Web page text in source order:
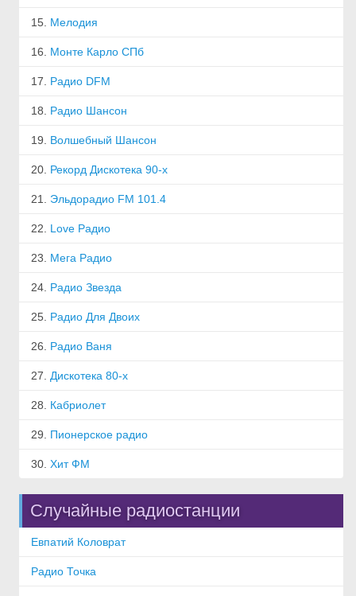
15. Мелодия
16. Монте Карло СПб
17. Радио DFM
18. Радио Шансон
19. Волшебный Шансон
20. Рекорд Дискотека 90-х
21. Эльдорадио FM 101.4
22. Love Радио
23. Мега Радио
24. Радио Звезда
25. Радио Для Двоих
26. Радио Ваня
27. Дискотека 80-х
28. Кабриолет
29. Пионерское радио
30.Хит ФМ
Случайные радиостанции
Евпатий Коловрат
Радио Точка